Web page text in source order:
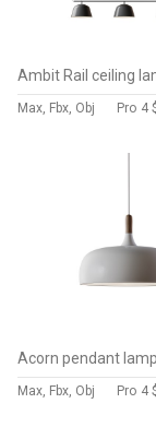
Ambit Rail ceiling
Max, Fbx, Obj Pro 4
Acorn pendant lamp
Max, Fbx, Obj Pro 4